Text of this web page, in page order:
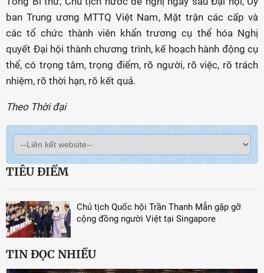
ban Trung ương MTTQ Việt Nam, Mặt trận các cấp và
các tổ chức thành viên khẩn trương cụ thể hóa Nghị
quyết Đại hội thành chương trình, kế hoạch hành động cụ
thể, có trọng tâm, trọng điểm, rõ người, rõ việc, rõ trách
nhiệm, rõ thời hạn, rõ kết quả.
Theo Thời đại
TIÊU ĐIỂM
Chủ tịch Quốc hội Trần Thanh Mẫn gặp gỡ
cộng đồng người Việt tại Singapore
TIN ĐỌC NHIỀU